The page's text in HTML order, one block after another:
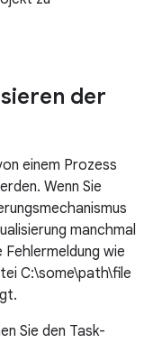
der
einem Prozess
Wenn Sie
manchmal
wie
C:\some\path\file
Sie den Task-